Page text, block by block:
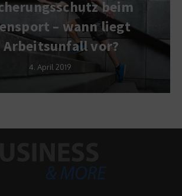
beim
– wann liegt
Arbeitsunfall vor?
4. April 2019